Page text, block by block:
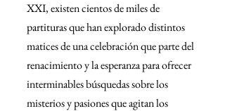
XXI, existen cientos de miles de
partituras que han explorado distintos
matices de una celebración que parte del
renacimiento y la esperanza para ofrecer
interminables búsquedas sobre los
misterios y pasiones que agitan los